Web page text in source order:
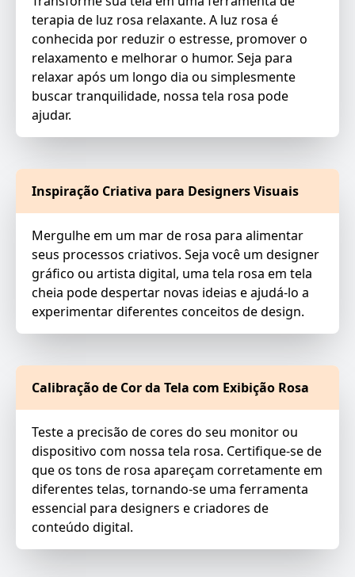
terapia de luz rosa relaxante. A luz rosa é
conhecida por reduzir o estresse, promover o
relaxamento e melhorar o humor. Seja para
relaxar após um longo dia ou simplesmente
buscar tranquilidade, nossa tela rosa pode
ajudar.
Inspiração Criativa para Designers Visuais
Mergulhe em um mar de rosa para alimentar
seus processos criativos. Seja você um designer
gráfico ou artista digital, uma tela rosa em tela
cheia pode despertar novas ideias e ajudá-lo a
experimentar diferentes conceitos de design.
Calibração de Cor da Tela com Exibição Rosa
Teste a precisão de cores do seu monitor ou
dispositivo com nossa tela rosa. Certifique-se de
que os tons de rosa apareçam corretamente em
diferentes telas, tornando-se uma ferramenta
essencial para designers e criadores de
conteúdo digital.